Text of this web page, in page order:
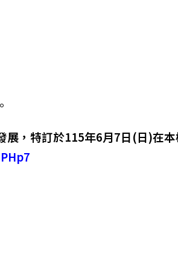
展，特訂於115年6月7日(日)在